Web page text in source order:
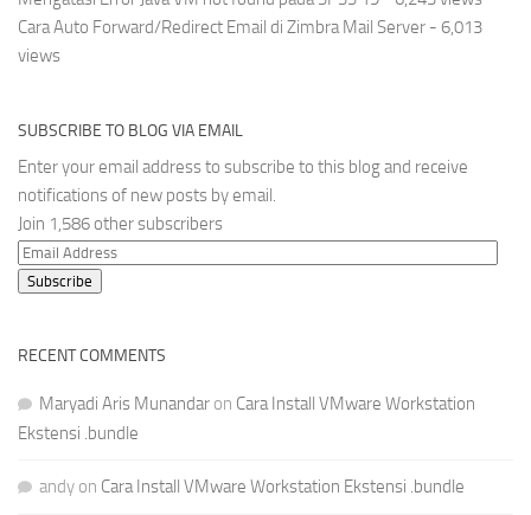
Cara Auto Forward/Redirect Email di Zimbra Mail Server - 6,013
views
SUBSCRIBE TO BLOG VIA EMAIL
Enter your email address to subscribe to this blog and receive
notifications of new posts by email.
Join 1,586 other subscribers
Email
Address
Subscribe
RECENT COMMENTS
Maryadi Aris Munandar on Cara Install VMware Workstation
Ekstensi .bundle
andy on Cara Install VMware Workstation Ekstensi .bundle